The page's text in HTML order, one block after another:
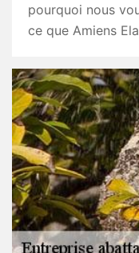
pourquoi nous
ce que Amiens